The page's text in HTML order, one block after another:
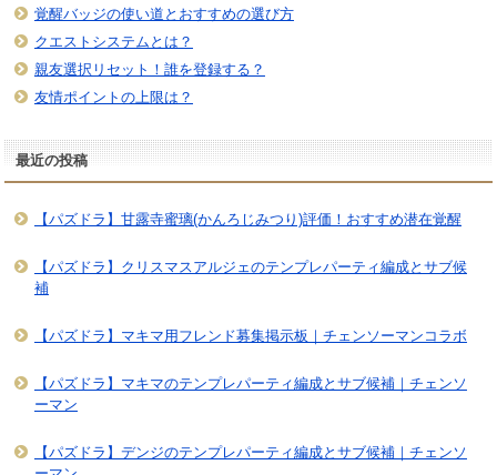
覚醒バッジの使い道とおすすめの選び方
クエストシステムとは？
親友選択リセット！誰を登録する？
友情ポイントの上限は？
最近の投稿
【パズドラ】甘露寺蜜璃(かんろじみつり)評価！おすすめ潜在覚醒
【パズドラ】クリスマスアルジェのテンプレパーティ編成とサブ候
補
【パズドラ】マキマ用フレンド募集掲示板｜チェンソーマンコラボ
【パズドラ】マキマのテンプレパーティ編成とサブ候補｜チェンソ
ーマン
【パズドラ】デンジのテンプレパーティ編成とサブ候補｜チェンソ